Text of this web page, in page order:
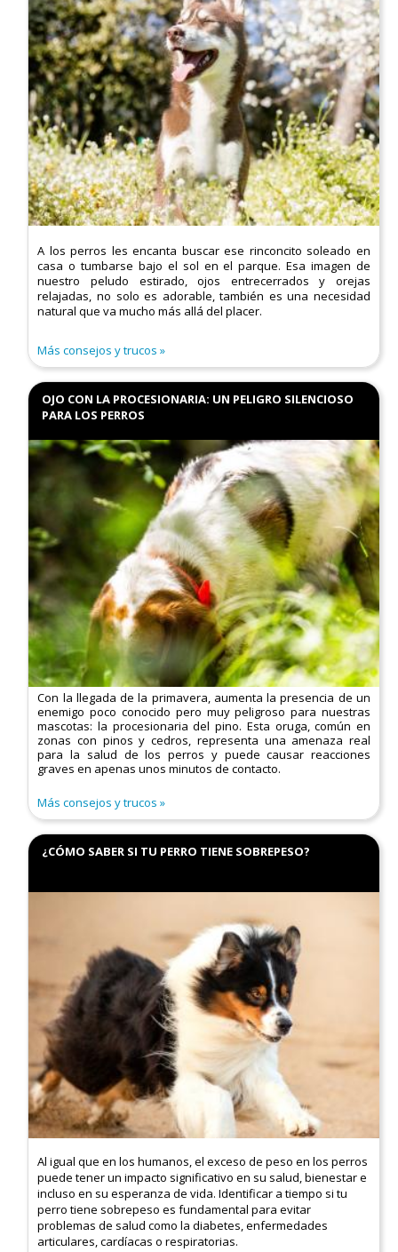
A los perros les encanta buscar ese rinconcito soleado en
casa o tumbarse bajo el sol en el parque. Esa imagen de
nuestro peludo estirado, ojos entrecerrados y orejas
relajadas, no solo es adorable, también es una necesidad
natural que va mucho más allá del placer.
Más consejos y trucos
OJO CON LA PROCESIONARIA: UN PELIGRO SILENCIOSO
PARA LOS PERROS
Con la llegada de la primavera, aumenta la presencia de un
enemigo poco conocido pero muy peligroso para nuestras
mascotas: la procesionaria del pino. Esta oruga, común en
zonas con pinos y cedros, representa una amenaza real
para la salud de los perros y puede causar reacciones
graves en apenas unos minutos de contacto.
Más consejos y trucos
¿CÓMO SABER SI TU PERRO TIENE SOBREPESO?
Al igual que en los humanos, el exceso de peso en los perros
puede tener un impacto significativo en su salud, bienestar e
incluso en su esperanza de vida. Identificar a tiempo si tu
perro tiene sobrepeso es fundamental para evitar
problemas de salud como la diabetes, enfermedades
articulares, cardíacas o respiratorias.